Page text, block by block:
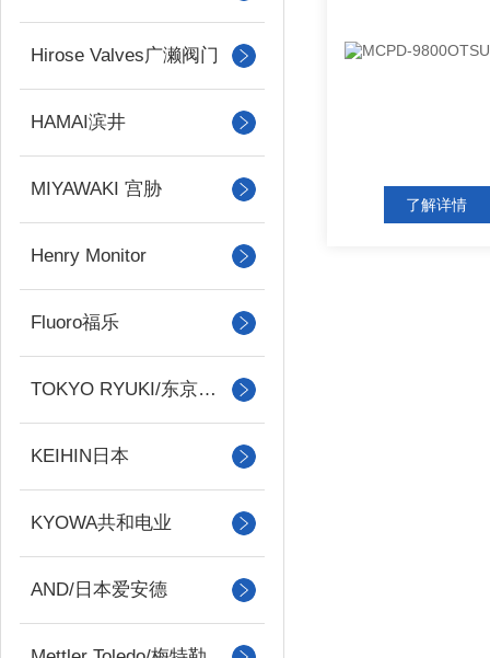
Hirose Valves广濑阀门
HAMAI滨井
MIYAWAKI 宫胁
Henry Monitor
Fluoro福乐
TOKYO RYUKI/东京流机
KEIHIN日本
KYOWA共和电业
AND/日本爱安德
了解详情